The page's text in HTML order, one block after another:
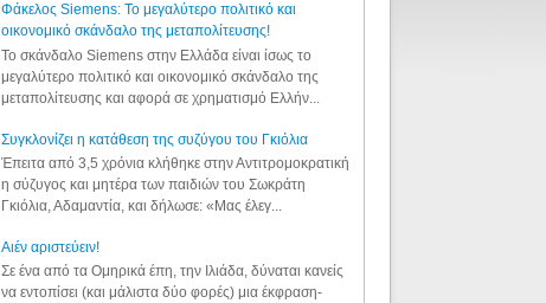
Φάκελος Siemens: Το μεγαλύτερο πολιτικό και
οικονομικό σκάνδαλο της μεταπολίτευσης!
Το σκάνδαλο Siemens στην Ελλάδα είναι ίσως το
μεγαλύτερο πολιτικό και οικονομικό σκάνδαλο της
μεταπολίτευσης και αφορά σε χρηματισμό Ελλήν...
Συγκλονίζει η κατάθεση της συζύγου του Γκιόλια
Έπειτα από 3,5 χρόνια κλήθηκε στην Αντιτρομοκρατική
η σύζυγος και μητέρα των παιδιών του Σωκράτη
Γκιόλια, Αδαμαντία, και δήλωσε: «Μας έλεγ...
Aιέν αριστεύειν!
Σε ένα από τα Ομηρικά έπη, την Ιλιάδα, δύναται κανείς
να εντοπίσει (και μάλιστα δύο φορές) μια έκφραση-